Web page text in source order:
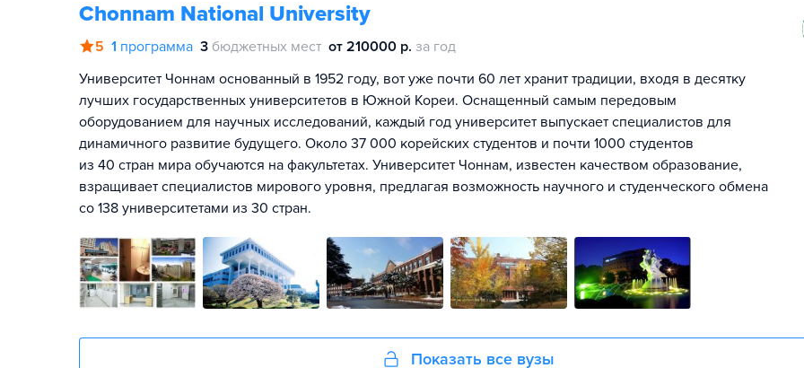
Chonnam National University
5 1 программа 3 бюджетных мест от 210000 р. за год
Университет Чоннам основанный в 1952 году, вот уже почти 60 лет хранит традиции, входя в десятку
лучших государственных университетов в Южной Кореи. Оснащенный самым передовым
оборудованием для научных исследований, каждый год университет выпускает специалистов для
динамичного развитие будущего. Около 37 000 корейских студентов и почти 1000 студентов
из 40 стран мира обучаются на факультетах. Университет Чоннам, известен качеством образование,
взращивает специалистов мирового уровня, предлагая возможность научного и студенческого обмена
со 138 университетами из 30 стран.
Показать все вузы